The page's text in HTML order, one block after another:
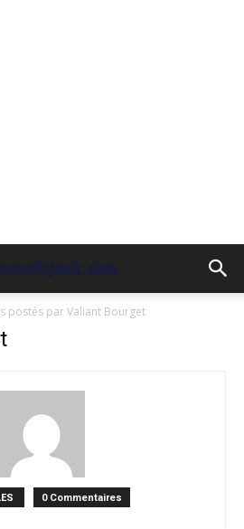
postés par Valiant Bourget
0 Commentaires